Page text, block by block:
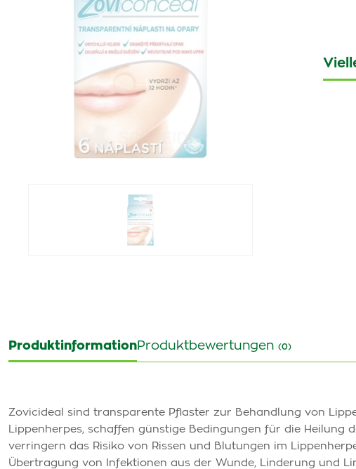
ProduktinformationProduktbewertungen (0)
Zovicideal sind transparente Pflaster zur Behandlung von
Lippenherpes, schaffen günstige Bedingungen für die Heilung
verringern das Risiko von Rissen und Blutungen im
Übertragung von Infektionen aus der Wunde, Linderung und